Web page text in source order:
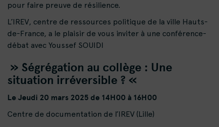
pour faire preuve de résilience.
L’IREV, centre de ressources politique de la ville Hauts-
de-France, a le plaisir de vous inviter à une conférence-
débat avec Youssef SOUIDI
» Ségrégation au collège : Une
situation irréversible ? «
Le Jeudi 20 mars 2025 de 14H00 à 16H00
Centre de documentation de l’IREV (Lille)